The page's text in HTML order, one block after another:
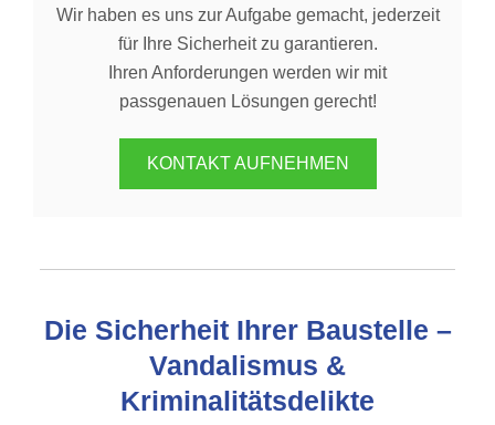
Wir haben es uns zur Aufgabe gemacht, jederzeit
für Ihre Sicherheit zu garantieren.
Ihren Anforderungen werden wir mit
passgenauen Lösungen gerecht!
KONTAKT AUFNEHMEN
Die Sicherheit Ihrer Baustelle –
Vandalismus &
Kriminalitätsdelikte